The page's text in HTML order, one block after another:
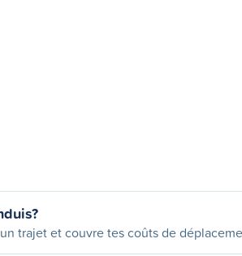
trajet et couvre tes coûts de